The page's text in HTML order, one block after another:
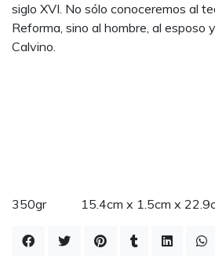
siglo XVI. No sólo conoceremos al
Reforma, sino al hombre, al esposo
Calvino.
350gr 15.4cm x 1.5cm x